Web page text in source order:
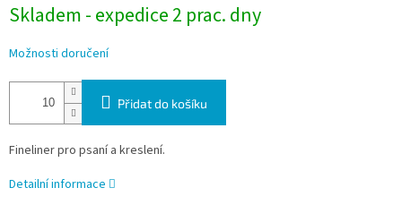
Skladem - expedice 2 prac. dny
Možnosti doručení
Přidat do košíku
Fineliner pro psaní a kreslení.
Detailní informace